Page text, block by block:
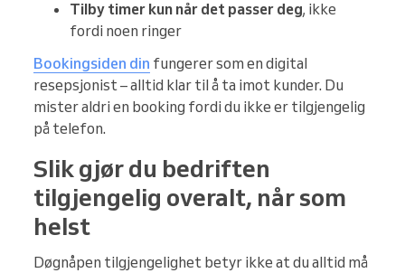
Tilby timer kun når det passer deg, ikke
fordi noen ringer
Bookingsiden din fungerer som en digital
resepsjonist – alltid klar til å ta imot kunder. Du
mister aldri en booking fordi du ikke er tilgjengelig
på telefon.
Slik gjør du bedriften
tilgjengelig overalt, når som
helst
Døgnåpen tilgjengelighet betyr ikke at du alltid må